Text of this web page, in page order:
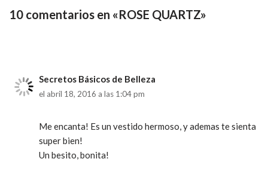
10 comentarios en «ROSE QUARTZ»
Secretos Básicos de Belleza
el abril 18, 2016 a las 1:04 pm
Me encanta! Es un vestido hermoso, y ademas te sienta
super bien!
Un besito, bonita!